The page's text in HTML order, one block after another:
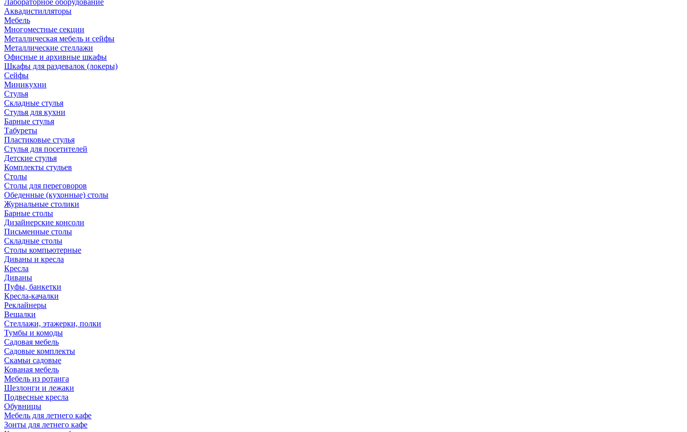
Лабораторное оборудование
Аквадистилляторы
Мебель
Многоместные секции
Металлическая мебель и сейфы
Металлические стеллажи
Офисные и архивные шкафы
Шкафы для раздевалок (локеры)
Сейфы
Миникухни
Стулья
Складные стулья
Стулья для кухни
Барные стулья
Табуреты
Пластиковые стулья
Стулья для посетителей
Детские стулья
Комплекты стульев
Столы
Столы для переговоров
Обеденные (кухонные) столы
Журнальные столики
Барные столы
Дизайнерские консоли
Письменные столы
Складные столы
Столы компьютерные
Диваны и кресла
Кресла
Диваны
Пуфы, банкетки
Кресла-качалки
Реклайнеры
Вешалки
Стеллажи, этажерки, полки
Тумбы и комоды
Садовая мебель
Садовые комплекты
Скамьи садовые
Кованая мебель
Мебель из ротанга
Шезлонги и лежаки
Подвесные кресла
Обувницы
Мебель для летнего кафе
Зонты для летнего кафе